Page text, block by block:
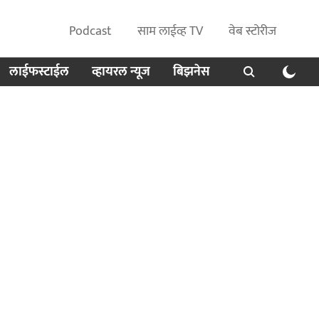
Podcast साम लाईव्ह TV
वेब स्टोरीज
लाईफस्टाईल
व्हायरल न्यूज बिझनेस